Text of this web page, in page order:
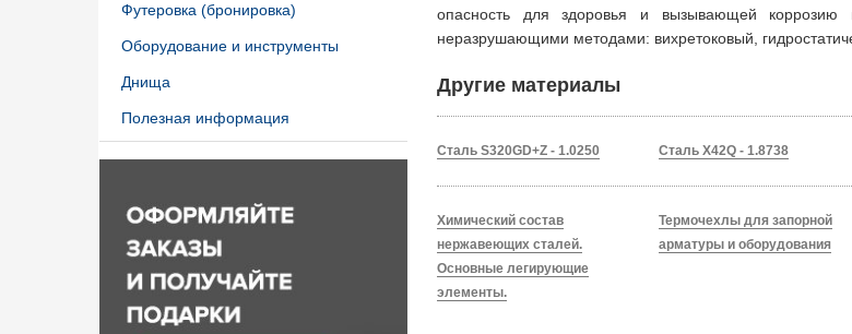
Футеровка (бронировка)
Оборудование и инструменты
Днища
Полезная информация
опасность для здоровья и вызывающей
неразрушающими методами: вихретоковый,
Другие материалы
Сталь S320GD+Z - 1.0250 Сталь X42Q - 1.8738
Химический состав
нержавеющих сталей.
Основные легирующие
элементы.
Термочехлы для запорной
арматуры и оборудования